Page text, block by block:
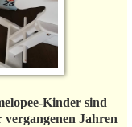
Kinder sind
Jahren